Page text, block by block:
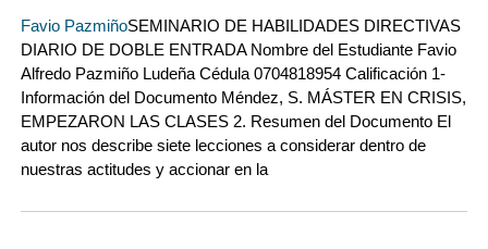
Favio PazmiñoSEMINARIO DE HABILIDADES DIRECTIVAS
DIARIO DE DOBLE ENTRADA Nombre del Estudiante Favio
Alfredo Pazmiño Ludeña Cédula 0704818954 Calificación 1-
Información del Documento Méndez, S. MÁSTER EN CRISIS,
EMPEZARON LAS CLASES 2. Resumen del Documento El
autor nos describe siete lecciones a considerar dentro de
nuestras actitudes y accionar en la